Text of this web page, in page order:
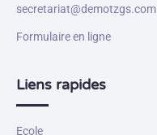
secretariat@demotzgs.com
Formulaire en ligne
Liens rapides
Ecole